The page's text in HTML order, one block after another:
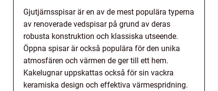
Gjutjärnsspisar är en av de mest populära typerna
av renoverade vedspisar på grund av deras
robusta konstruktion och klassiska utseende.
Öppna spisar är också populära för den unika
atmosfären och värmen de ger till ett hem.
Kakelugnar uppskattas också för sin vackra
keramiska design och effektiva värmespridning.